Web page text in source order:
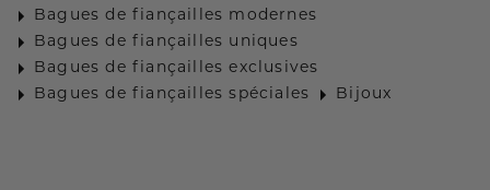
Bagues de fiançailles modernes
Bagues de fiançailles uniques
Bagues de fiançailles exclusives
Bagues de fiançailles spéciales
Bijoux